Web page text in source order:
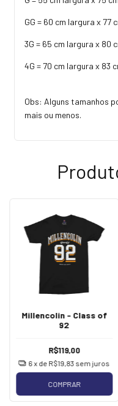
GG = 60 cm largura x 77
3G = 65 cm largura x 80
4G = 70 cm largura x 83
Obs: Alguns tamanhos
mais ou menos.
Millencolin - Class of
92
R$119,00
6x de R$19,83 sem juros
COMPRAR